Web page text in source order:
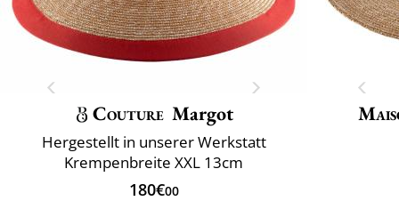
Couture Margot
Hergestellt in unserer Werkstatt
Krempenbreite XXL 13cm
180€00